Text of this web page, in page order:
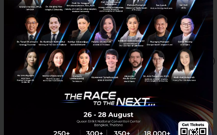
Past: MD of Ogilvy Thailand)
Min Kim (Foundation Council of ICON เจ้าของ
บริษัทในเครือที่ออกเหรียญชื่อ ICON ซึ่งเป็นหนึ่งใน
เหรียญที่ได้รับความนิยมระดับ
โลกhttps://coinmarketcap.com/currencies/icon/ )
กระทิง Rungroj Poonpol (Managing Partner at
500 Tuk Tuk / Senior manager at Google (US))
พี่เล้ง Siriwat Vongjarukorn (CEO of MFEC Public
พี่แต๋ม Suphajee Suthumpun (CEO of Dusit Thani